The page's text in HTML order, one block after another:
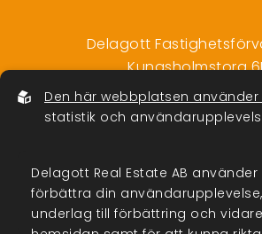
Delagott
Kungsholmstorg
112 21 Stockholm
Telefon:08-33 12
Den här webbplatsen
statistik och
Delagott Real Estate AB
förbättra din
underlag till förbättring och